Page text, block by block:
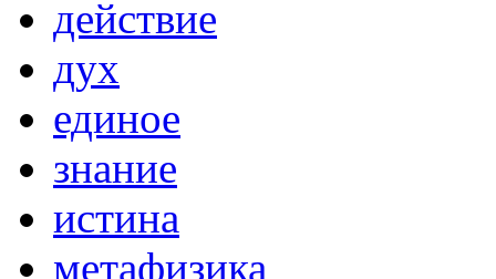
действие
дух
единое
знание
истина
метафизика